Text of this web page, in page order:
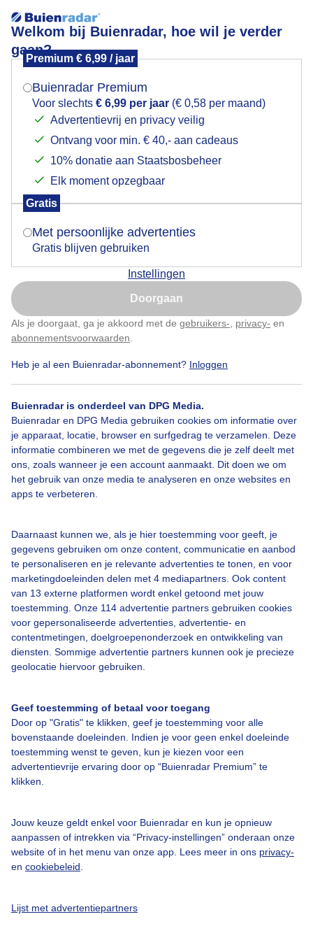
Welkom bij Buienradar, hoe wil je verder
gaan?
Premium € 6,99 / jaar
Buienradar Premium
Voor slechts € 6,99 per jaar (€ 0,58 per maand)
Advertentievrij en privacy veilig
Ontvang voor min. € 40,- aan cadeaus
10% donatie aan Staatsbosbeheer
Elk moment opzegbaar
Gratis
Met persoonlijke advertenties
Gratis blijven gebruiken
Instellingen
Doorgaan
Als je doorgaat, ga je akkoord met de gebruikers- privacy- en
abonnementsvoorwaarden
Heb je al een Buienradar-abonnement? Inloggen
Buienradar is onderdeel van DPG Media.
Buienradar en DPG Media gebruiken cookies om informatie over
je apparaat, locatie, browser en surfgedrag te verzamelen. Deze
informatie combineren we met de gegevens die je zelf deelt met
ons, zoals wanneer je een account aanmaakt. Dit doen we om
het gebruik van onze media te analyseren en onze websites en
apps te verbeteren.
Daarnaast kunnen we, als je hier toestemming voor geeft, je
gegevens gebruiken om onze content, communicatie en aanbod
te personaliseren en je relevante advertenties te tonen, en voor
marketingdoeleinden delen met 4 mediapartners. Ook content
van 13 externe platformen wordt enkel getoond met jouw
toestemming. Onze 114 advertentie partners gebruiken cookies
voor gepersonaliseerde advertenties, advertentie- en
contentmetingen, doelgroepenonderzoek en ontwikkeling van
diensten. Sommige advertentie partners kunnen ook je precieze
geolocatie hiervoor gebruiken.
Geef toestemming of betaal voor toegang
Door op "Gratis" te klikken, geef je toestemming voor alle
bovenstaande doeleinden. Indien je voor geen enkel doeleinde
toestemming wenst te geven, kun je kiezen voor een
advertentievrije ervaring door op “Buienradar Premium” te
klikken.
Jouw keuze geldt enkel voor Buienradar en kun je opnieuw
aanpassen of intrekken via “Privacy-instellingen” onderaan onze
website of in het menu van onze app. Lees meer in ons privacy-
en cookiebeleid
Lijst met advertentiepartners
Zonnig met (sluier) bewolking
blauwe luchten en (sluier) bewolking
Door: Toon Boons
Bekijk slideshow
Een moment geduld aub...
Over Buienradar
Contact
Toegankelijkheid
Gebruikersvoorwaarden
Buienradar Team
Privacy beleid
Cookie beleid
Gratis weerdata
Mogen we je locatie gebruiken voor het
Indien je hier nog geen akkoord op hebt gegeven,
verschijnt er zo een pop-up uit je browser waarin
Is goed, toon de popup
Nu niet, misschien later
Klik hierom dit aan te passen